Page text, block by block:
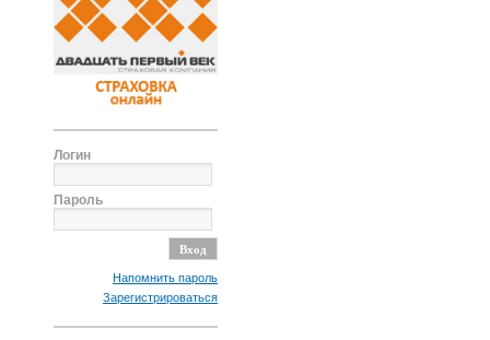
Логин
Пароль
Напомнить пароль
Зарегистрироваться